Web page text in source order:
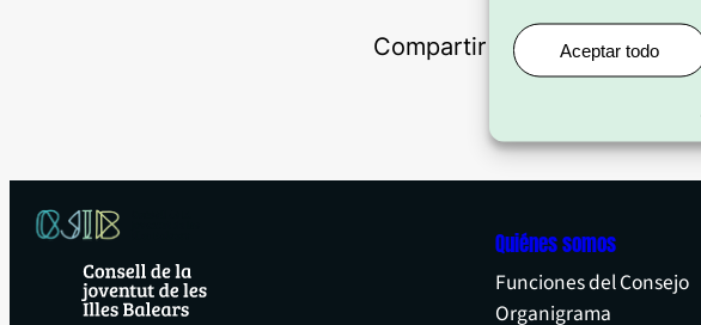
Aceptar todo
Compartir en:
Quiénes somos
Funciones del Consejo
Organigrama